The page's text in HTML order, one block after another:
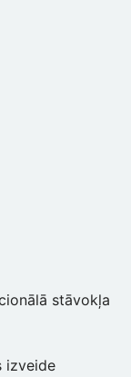
stāvokļa
izveide